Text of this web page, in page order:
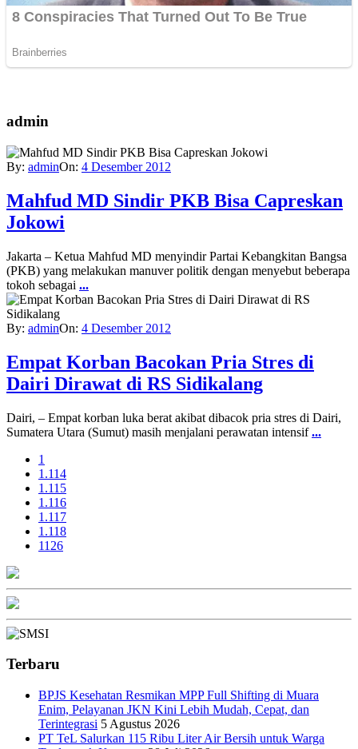
admin
By: adminOn: 4 Desember 2012
Mahfud MD Sindir PKB Bisa Capreskan
Jokowi
Jakarta – Ketua Mahfud MD menyindir Partai Kebangkitan Bangsa
(PKB) yang melakukan manuver politik dengan menyebut beberapa
tokoh sebagai ...
By: adminOn: 4 Desember 2012
Empat Korban Bacokan Pria Stres di
Dairi Dirawat di RS Sidikalang
Dairi, – Empat korban luka berat akibat dibacok pria stres di Dairi,
Sumatera Utara (Sumut) masih menjalani perawatan intensif...
1
1.114
1.115
1.116
1.117
1.118
1126
Terbaru
BPJS Kesehatan Resmikan MPP Full Shifting di Muara
Enim, Pelayanan JKN Kini Lebih Mudah, Cepat, dan
Terintegrasi 5 Agustus 2026
PT TeL Salurkan 115 Ribu Liter Air Bersih untuk Warga